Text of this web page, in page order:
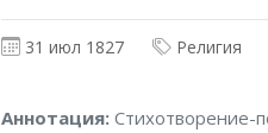
31 июл 1827 Религия
Аннотация
Аннотация:Стихотворение-